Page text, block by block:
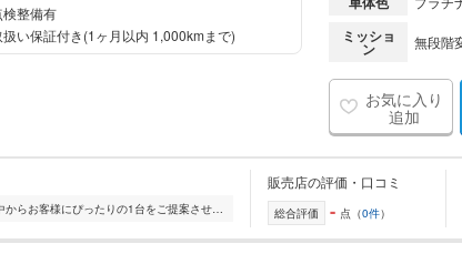
検整備有
扱い保証付き(1ヶ月以内 1,000kmまで) ミッショ
ン 無段階
お気に入り
追加
全国的に店舗を展開しており、 豊富な在庫の中からお客様にぴったりの1台をご提案させていただきます。 国産車から輸入車まで幅広く取り扱っており、 登録済未使用車や...
販売店の評価・口コミ
総合評価 - 点（0件）